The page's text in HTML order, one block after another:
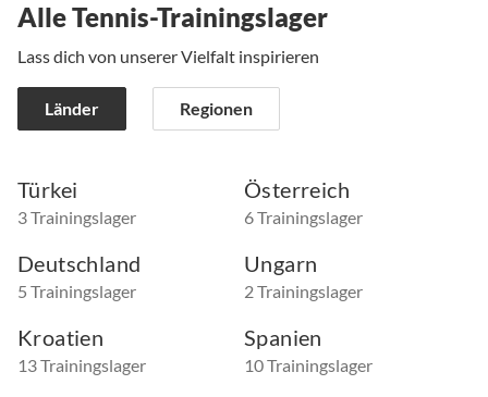
Alle Tennis-Trainingslager
Lass dich von unserer Vielfalt inspirieren
Länder Regionen
Türkei
3 Trainingslager
Österreich
6 Trainingslager
Deutschland
5 Trainingslager
Ungarn
2 Trainingslager
Kroatien
13 Trainingslager
Spanien
10 Trainingslager